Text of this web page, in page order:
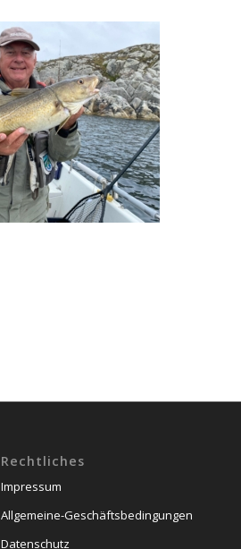
Rechtliches
Impressum
Allgemeine-Geschäftsbedingungen
Datenschutz